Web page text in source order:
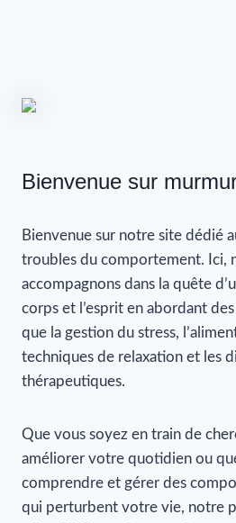
Bienvenue sur
Bienvenue sur notre site dédié
troubles du comportement. Ici,
accompagnons dans la quête
corps et l’esprit en abordant
que la gestion du stress,
techniques de relaxation et les
thérapeutiques.
Que vous soyez en train de
améliorer votre quotidien ou
comprendre et gérer des
qui perturbent votre vie, notre